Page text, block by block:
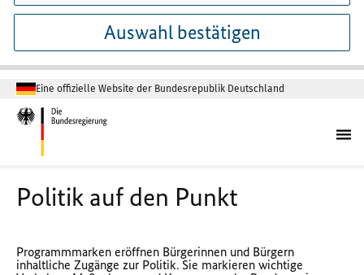
Auswahl bestätigen
Eine offizielle Website der Bundesrepublik Deutschland
Politik auf den Punkt
Programmmarken eröffnen Bürgerinnen und Bürgern
inhaltliche Zugänge zur Politik. Sie markieren wichtige